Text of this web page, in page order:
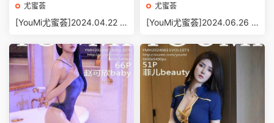
尤蜜荟
[YouMi尤蜜荟]2024.04.22 V
MB]
尤蜜荟
[YouMi尤蜜荟]2024.06.26 V
473MB]